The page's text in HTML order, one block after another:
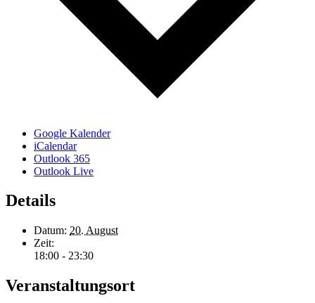
Google Kalender
iCalendar
Outlook 365
Outlook Live
Details
Datum: 20. August
Zeit:
18:00 - 23:30
Veranstaltungsort